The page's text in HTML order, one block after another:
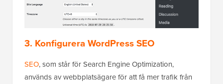
3. Konfigurera WordPress SEO
SEO, som står för Search Engine Optimization,
används av webbplatsägare för att få mer trafik från